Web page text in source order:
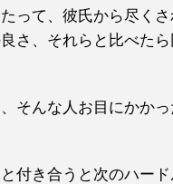
って、彼氏から尽く
さ、それらと比べた
そんな人お目にかか
付き合うと次のハー